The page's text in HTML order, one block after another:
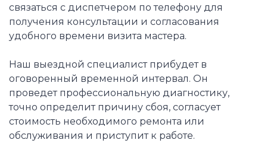
связаться с диспетчером по телефону для
получения консультации и согласования
удобного времени визита мастера.
Наш выездной специалист прибудет в
оговоренный временной интервал. Он
проведет профессиональную диагностику,
точно определит причину сбоя, согласует
стоимость необходимого ремонта или
обслуживания и приступит к работе.